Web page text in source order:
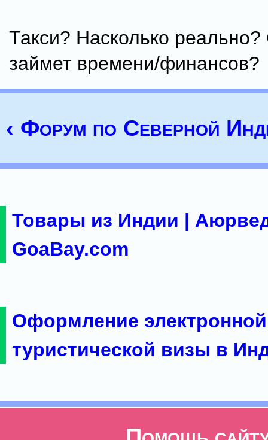
Такси? Насколько реально?
займет времени/финансов?
‹ Форум по Северной
Товары из Индии |
GoaBay.com
Оформление электронной
туристической визы в